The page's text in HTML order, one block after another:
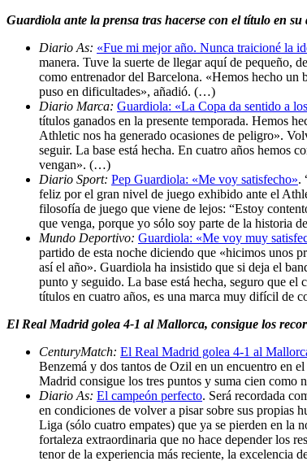
Guardiola ante la prensa tras hacerse con el título en su
Diario As: «Fue mi mejor año. Nunca traicioné la
manera. Tuve la suerte de llegar aquí de pequeño,
como entrenador del Barcelona. «Hemos hecho
puso en dificultades», añadió. (…)
Diario Marca: Guardiola: «La Copa da sentido a
títulos ganados en la presente temporada. Hemos
Athletic nos ha generado ocasiones de peligro».
seguir. La base está hecha. En cuatro años hemos
vengan». (…)
Diario Sport: Pep Guardiola: «Me voy satisfecho».
feliz por el gran nivel de juego exhibido ante el
filosofía de juego que viene de lejos: “Estoy
que venga, porque yo sólo soy parte de la historia
Mundo Deportivo: Guardiola: «Me voy muy
partido de esta noche diciendo que «hicimos unos
así el año». Guardiola ha insistido que si deja el
punto y seguido. La base está hecha, seguro que
títulos en cuatro años, es una marca muy difícil de
El Real Madrid golea 4-1 al Mallorca, consigue los
CenturyMatch: El Real Madrid golea 4-1 al
Benzemá y dos tantos de Ozil en un encuentro en
Madrid consigue los tres puntos y suma cien
Diario As: El campeón perfecto. Será recordada
en condiciones de volver a pisar sobre sus propias
Liga (sólo cuatro empates) que ya se pierden en la
fortaleza extraordinaria que no hace depender los
tenor de la experiencia más reciente, la excelencia